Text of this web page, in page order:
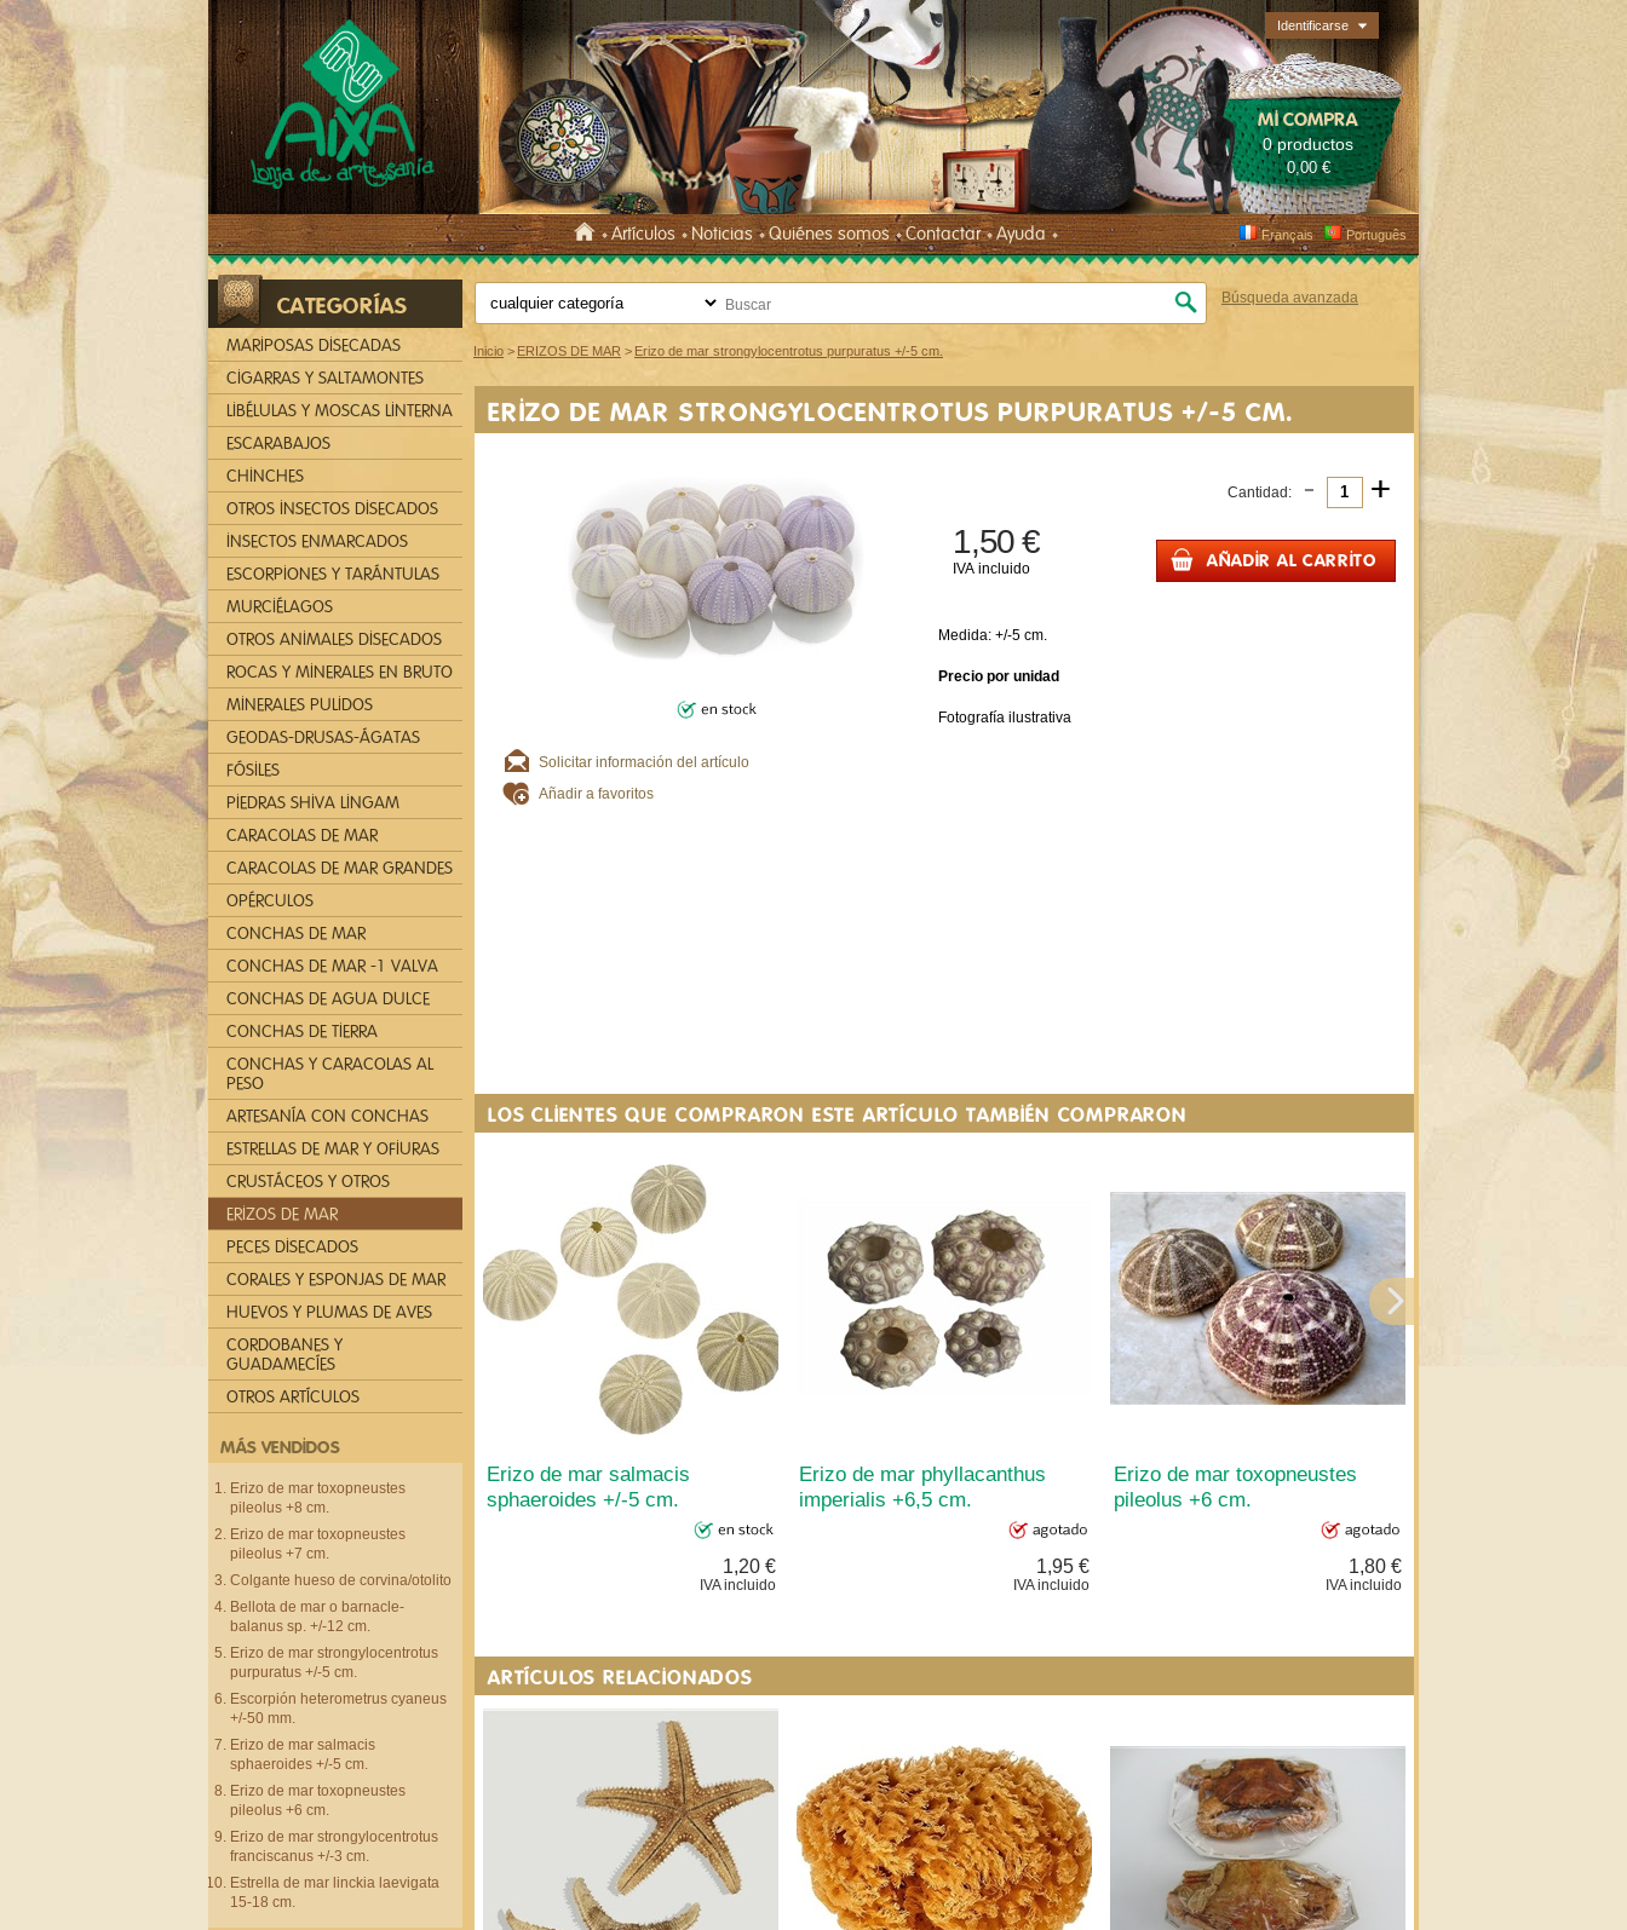
Inicio > ERIZOS DE MAR > Erizo de mar strongylocentrotus purpuratus +/-5 cm.
ERIZO DE MAR STRONGYLOCENTROTUS PURPURATUS +/-5 CM.
Cantidad: - +
1,50 €
IVA incluido
Solicitar información del artículo
Añadir a favoritos
Medida: +/-5 cm.
Precio por unidad
Fotografía ilustrativa
LOS CLIENTES QUE COMPRARON ESTE ARTÍCULO TAMBIÉN COMPRARON
Erizo de mar salmacis
sphaeroides +/-5 cm.
1,20 €
IVA incluido
Erizo de mar phyllacanthus
imperialis +6,5 cm.
1,95 €
IVA incluido
Erizo de mar toxopneustes
pileolus +6 cm.
1,80 €
IVA incluido
ARTÍCULOS RELACIONADOS
CATEGORÍAS
MARIPOSAS DISECADAS
CIGARRAS Y SALTAMONTES
LIBÉLULAS Y MOSCAS LINTERNA
ESCARABAJOS
CHINCHES
OTROS INSECTOS DISECADOS
INSECTOS ENMARCADOS
ESCORPIONES Y TARÁNTULAS
MURCIÉLAGOS
OTROS ANIMALES DISECADOS
ROCAS Y MINERALES EN BRUTO
MINERALES PULIDOS
GEODAS-DRUSAS-ÁGATAS
FÓSILES
PIEDRAS SHIVA LINGAM
CARACOLAS DE MAR
CARACOLAS DE MAR GRANDES
OPÉRCULOS
CONCHAS DE MAR
CONCHAS DE MAR -1 VALVA
CONCHAS DE AGUA DULCE
CONCHAS DE TIERRA
CONCHAS Y CARACOLAS AL
PESO
ARTESANÍA CON CONCHAS
ESTRELLAS DE MAR Y OFIURAS
CRUSTÁCEOS Y OTROS
ERIZOS DE MAR
PECES DISECADOS
CORALES Y ESPONJAS DE MAR
HUEVOS Y PLUMAS DE AVES
CORDOBANES Y
GUADAMECÍES
OTROS ARTÍCULOS
MÁS VENDIDOS
Erizo de mar toxopneustes
pileolus +8 cm.
Erizo de mar toxopneustes
pileolus +7 cm.
Colgante hueso de corvina/otolito
Bellota de mar o barnacle-
balanus sp. +/-12 cm.
Erizo de mar strongylocentrotus
purpuratus +/-5 cm.
Escorpión heterometrus cyaneus
+/-50 mm.
Erizo de mar salmacis
sphaeroides +/-5 cm.
Erizo de mar toxopneustes
pileolus +6 cm.
Erizo de mar strongylocentrotus
franciscanus +/-3 cm.
Estrella de mar linckia laevigata
15-18 cm.
Français Português
MI COMPRA
0 productos
0,00 €
Búsqueda avanzada
Identificarse
Artículos Noticias Quiénes somos Contactar Ayuda